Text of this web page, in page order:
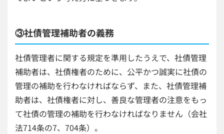
③社債管理補助者の義務
社債管理者に関する規定を準用したうえで、社債管理
補助者は、社債権者のために、公平かつ誠実に社債の
管理の補助を行わなければならず、また、社債管理補
助者は、社債権者に対し、善良な管理者の注意をもっ
て社債の管理の補助を行わなければなりません（会社
法714条の7、704条）。